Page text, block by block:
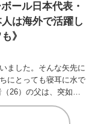
ール日本代表・
は海外で活躍し
》
ました。そんな矢先に
にとっても寝耳に水で
26）の父は、突如降